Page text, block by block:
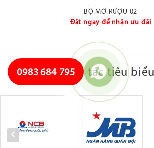
BỘ MỞ RƯỢU 02
Đặt ngay để nhận ưu đãi
Đối tác tiêu biểu
0983 684 795